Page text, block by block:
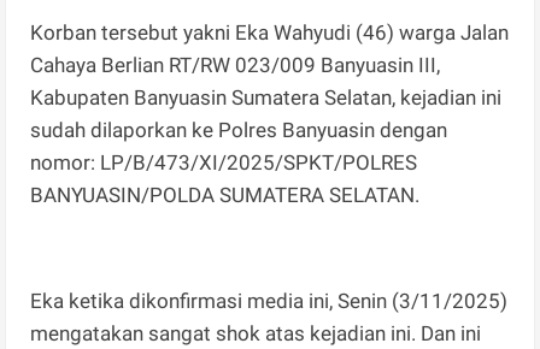
Korban tersebut yakni Eka Wahyudi (46) warga Jalan
Cahaya Berlian RT/RW 023/009 Banyuasin III,
Kabupaten Banyuasin Sumatera Selatan, kejadian ini
sudah dilaporkan ke Polres Banyuasin dengan
nomor: LP/B/473/XI/2025/SPKT/POLRES
BANYUASIN/POLDA SUMATERA SELATAN.
Eka ketika dikonfirmasi media ini, Senin (3/11/2025)
mengatakan sangat shok atas kejadian ini. Dan ini